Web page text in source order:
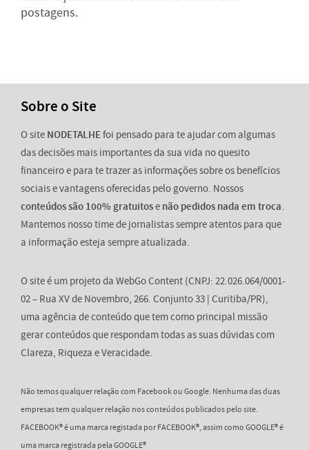
postagens.
Sobre o Site
O site NODETALHEfoi pensado para te ajudar com algumas
das decisões mais importantes da sua vida no quesito
financeiro e para te trazer as informações sobre os benefícios
sociais e vantagens oferecidas pelo governo. Nossos
conteúdos são 100% gratuitose não pedidos nada em troca.
Mantemos nosso time de jornalistas sempre atentos para que
a informação esteja sempre atualizada.
O site é um projeto da WebGo Content (CNPJ: 22.026.064/0001-
02 – Rua XV de Novembro, 266. Conjunto 33 | Curitiba/PR),
uma agência de conteúdo que tem como principal missão
gerar conteúdos que respondam todas as suas dúvidas com
Clareza, Riqueza e Veracidade.
Não temos qualquer relação com Facebook ou Google. Nenhuma das duas
empresas tem qualquer relação nos conteúdos publicados pelo site.
FACEBOOK® é uma marca registada por FACEBOOK®, assim como GOOGLE® é
uma marca registrada pela GOOGLE®